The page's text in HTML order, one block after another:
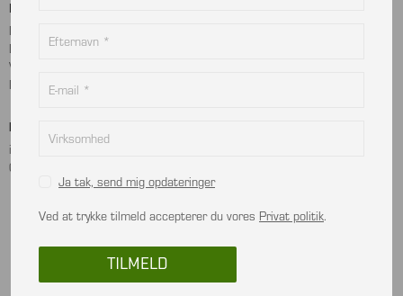
Betalingskort
MobilePay
Dankort
Visa
Mastercard
Kontakt
info@viptec.dk
CVR: 27527213
In using this website, you are deemed to have read and accepted the terms and
Ja tak, send mig opdateringer
Ved at trykke tilmeld accepterer du vores Privat politik.
TILMELD